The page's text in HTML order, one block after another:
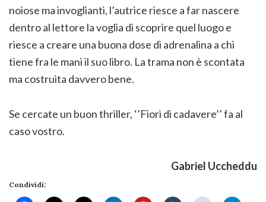
noiose ma invoglianti, l’autrice riesce a far nascere
dentro al lettore la voglia di scoprire quel luogo e
riesce a creare una buona dose di adrenalina a chi
tiene fra le mani il suo libro. La trama non è scontata
ma costruita davvero bene.
Se cercate un buon thriller, ‘’Fiori di cadavere’’ fa al
caso vostro.
Gabriel Uccheddu
Condividi: